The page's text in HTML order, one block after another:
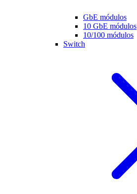
GbE módulos
10 GbE módulos
10/100 módulos
Switch